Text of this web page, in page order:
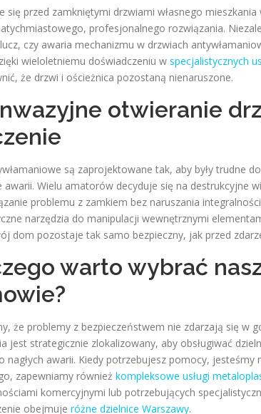
się przed zamkniętymi drzwiami własnego
profesjonalnego rozwiązania.
czy awaria mechanizmu w drzwiach
wieloletniemu doświadczeniu w specjalistycznych
że drzwi i ościeżnica pozostaną nienaruszone.
otwieranie
są zaprojektowane tak, aby były trudne
awarii. Wielu amatorów decyduje się na destrukcyjne
problemu z zamkiem bez naruszania
narzędzia do manipulacji wewnętrznymi
dom pozostaje tak samo bezpieczny, jak przed
warto wybrać
że problemy z bezpieczeństwem nie zdarzają się w
jest strategicznie zlokalizowany, aby obsługiwać
nagłych awarii. Kiedy potrzebujesz pomocy,
zapewniamy również kompleksowe usługi
komercyjnymi lub potrzebujących
obejmuje różne dzielnice Warszawy.